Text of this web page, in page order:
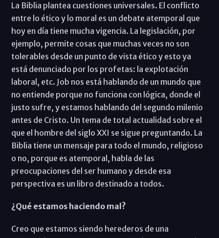
La Biblia plantea cuestiones universales. El conflicto
entre lo ético y lo moral es un debate atemporal que
hoy en día tiene mucha vigencia. La legislación, por
ejemplo, permite cosas que muchas veces no son
tolerables desde un punto de vista ético y esto ya
está denunciado por los profetas: la explotación
laboral, etc. Job nos está hablando de un mundo que
no entiende porque no funciona con lógica, donde el
justo sufre, y estamos hablando del segundo milenio
antes de Cristo. Un tema de total actualidad sobre el
que el hombre del siglo XXI se sigue preguntando. La
Biblia tiene un mensaje para todo el mundo, religioso
o no, porque es atemporal, habla de las
preocupaciones del ser humano y desde esa
perspectiva es un libro destinado a todos.
¿Qué estamos haciendo mal?
Creo que estamos siendo herederos de una